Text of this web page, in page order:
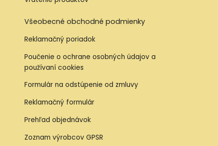
Všeobecné obchodné podmienky
Reklamačný poriadok
Poučenie o ochrane osobných údajov a
používaní cookies
Formulár na odstúpenie od zmluvy
Reklamačný formulár
Prehľad objednávok
Zoznam výrobcov GPSR